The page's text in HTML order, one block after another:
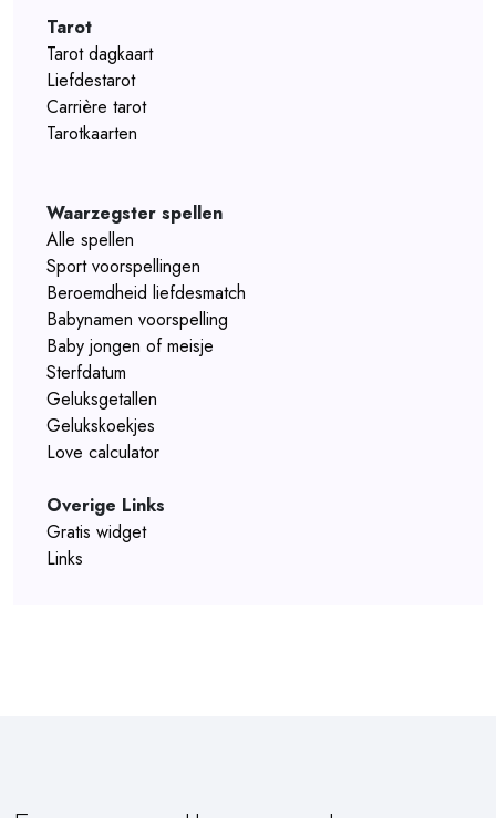
Tarot
Tarot dagkaart
Liefdestarot
Carrière tarot
Tarotkaarten
Waarzegster spellen
Alle spellen
Sport voorspellingen
Beroemdheid liefdesmatch
Babynamen voorspelling
Baby jongen of meisje
Sterfdatum
Geluksgetallen
Gelukskoekjes
Love calculator
Overige Links
Gratis widget
Links